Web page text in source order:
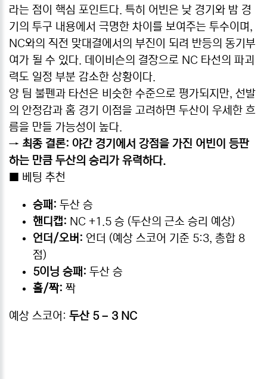
라는 점이 핵심 포인트다. 특히 어빈은 낮 경기와 밤 경
기의 투구 내용에서 극명한 차이를 보여주는 투수이며,
NC와의 직전 맞대결에서의 부진이 되려 반등의 동기부
여가 될 수 있다. 데이비슨의 결장으로 NC 타선의 파괴
력도 일정 부분 감소한 상황이다.
양 팀 불펜과 타선은 비슷한 수준으로 평가되지만, 선발
의 안정감과 홈 경기 이점을 고려하면 두산이 우세한 흐
름을 만들 가능성이 높다.
→ 최종 결론: 야간 경기에서 강점을 가진 어빈이 등판
하는 만큼 두산의 승리가 유력하다.
■ 베팅 추천
승패: 두산 승
핸디캡: NC +1.5 승 (두산의 근소 승리 예상)
언더/오버: 언더 (예상 스코어 기준 5:3, 총합 8
점)
5이닝 승패: 두산 승
홀/짝: 짝
예상 스코어: 두산 5 – 3 NC